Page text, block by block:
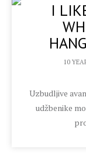
I
10
Uzbudljive
udžbenike